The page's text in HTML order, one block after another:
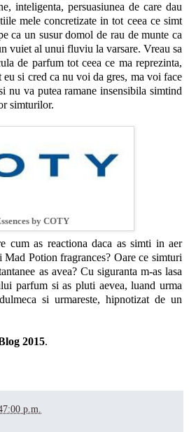
inteligenta, persuasiunea de care dau
mele concretizate in tot ceea ce simt
ca un susur domol de rau de munte ca
vuiet al unui fluviu la varsare. Vreau sa
de parfum tot ceea ce ma reprezinta,
eu si cred ca nu voi da gres, ma voi face
nu va putea ramane insensibila simtind
simturilor.
by COTY
cum as reactiona daca as simti in aer
Mad Potion fragrances? Oare ce simturi
as avea? Cu siguranta m-as lasa
parfum si as pluti aevea, luand urma
si urmareste, hipnotizat de un
2015.
p.m.